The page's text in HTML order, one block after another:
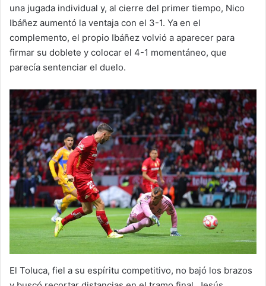
una jugada individual y, al cierre del primer tiempo, Nico
Ibáñez aumentó la ventaja con el 3-1. Ya en el
complemento, el propio Ibáñez volvió a aparecer para
firmar su doblete y colocar el 4-1 momentáneo, que
parecía sentenciar el duelo.
El Toluca, fiel a su espíritu competitivo, no bajó los brazos